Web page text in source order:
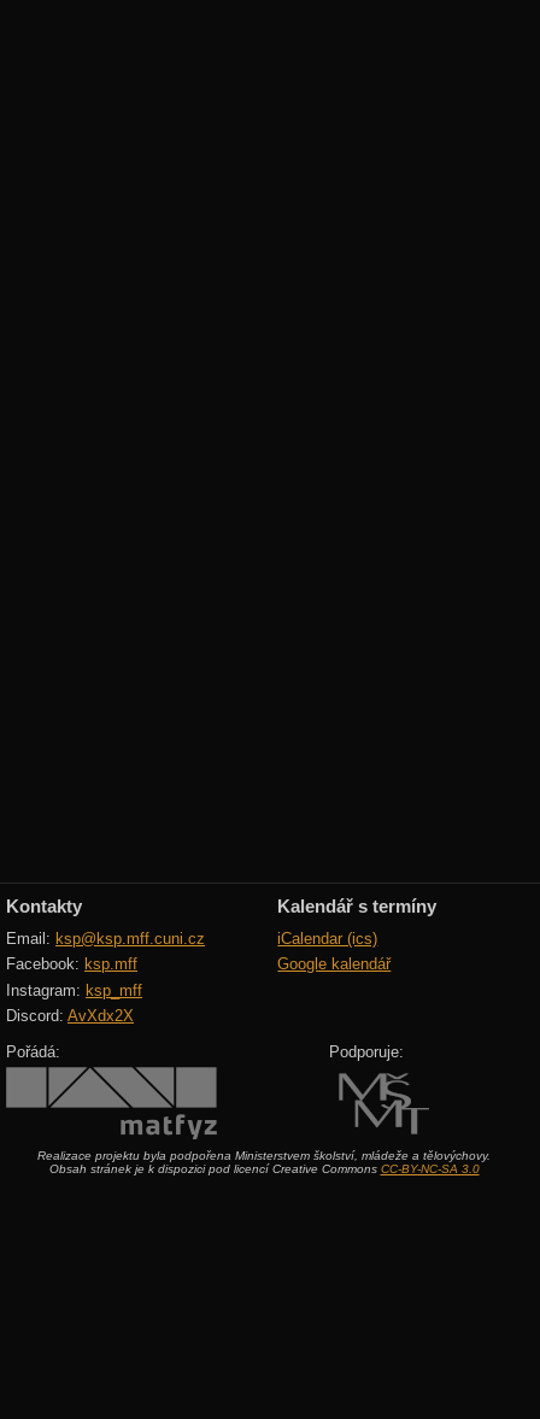
Kontakty
Email: ksp@ksp.mff.cuni.cz
Facebook: ksp.mff
Instagram: ksp_mff
Discord: AvXdx2X
Kalendář s termíny
iCalendar (ics)
Google kalendář
Pořádá: Podporuje:
Realizace projektu byla podpořena Ministerstvem školství, mládeže a tělovýchovy.
Obsah stránek je k dispozici pod licencí Creative Commons CC-BY-NC-SA 3.0